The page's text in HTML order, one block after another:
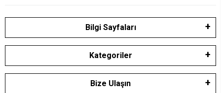
Bilgi Sayfaları
Kategoriler
Bize Ulaşın